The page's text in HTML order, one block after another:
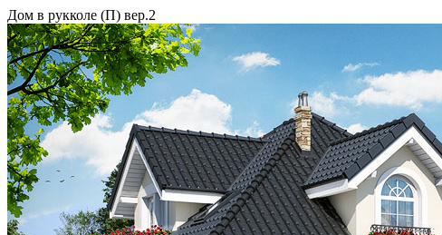
Дом в рукколе (П) вер.2